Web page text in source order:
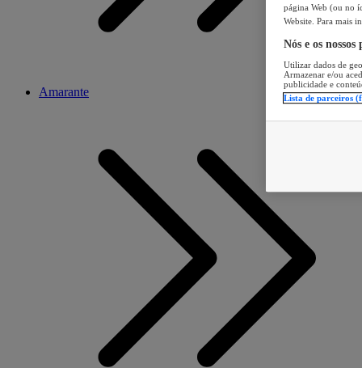
Amarante
página Web (ou no
Website. Para mais
Nós e os
Utilizar dados de
Armazenar e/ou
publicidade e
Lista de parceiros